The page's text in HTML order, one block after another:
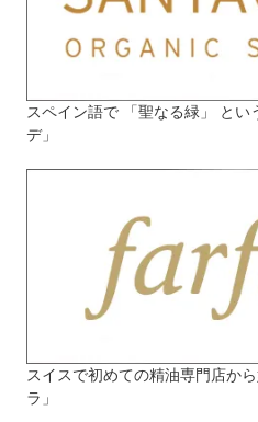
スペイン語で 「聖なる緑」 とい
デ」
スイスで初めての精油専門店か
ラ」